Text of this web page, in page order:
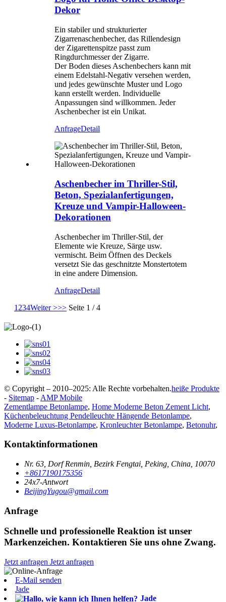
Dekor
Ein stabiler und strukturierter
Zigarrenaschenbecher, das Rillendesign
der Zigarettenspitze passt zum
Ringdurchmesser der Zigarre.
Der Boden dieses Aschenbechers kann mit
einem Edelstahl-Negativ versehen werden,
und jedes gewünschte Muster und Logo
kann erstellt werden. Individuelle
Anpassungen sind willkommen. Jeder
Aschenbecher ist ein Unikat.
AnfrageDetail
Aschenbecher im Thriller-Stil,
Beton, Spezialanfertigungen,
Kreuze und Vampir-Halloween-
Dekorationen
Aschenbecher im Thriller-Stil, der
Elemente wie Kreuze, Särge usw.
vermischt. Beim Öffnen des Deckels
versetzt Sie das geschnitzte Monstertotem
in eine andere Dimension.
AnfrageDetail
1 234Weiter >>> Seite 1 / 4
© Copyright – 2010–2025: Alle Rechte vorbehalten.heiße Produkte
- Sitemap - AMP Mobile
Zementlampe Betonlampe, Home Moderne Beton Zement Licht,
Küchenbeleuchtung Pendelleuchte Hängende Betonlampe,
Moderne Luxus-Betonlampe, Kronleuchter Betonlampe, Betonuhr,
Kontaktinformationen
Nr. 63, Dorf Renmin, Bezirk Fengtai, Peking, China, 10070
+8617190175356
24x7-Antwort
BeijingYugou@gmail.com
Anfrage
Schnelle und professionelle Reaktion ist unser
Markenzeichen. Kontaktieren Sie uns ohne Zwang.
Jetzt anfragen Jetzt anfragen
E-Mail senden
Jade
Jade